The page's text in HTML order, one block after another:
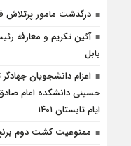
درگذشت مامور پرتلاش
آئین تکریم و معارفه
بابل
اعزام دانشجویان
حسینی دانشکده امام
ایام تابستان ۱۴۰۱
ممنوعیت کشت دوم